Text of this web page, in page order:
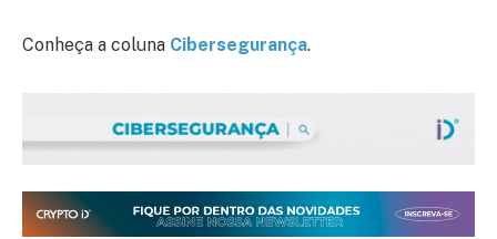
Conheça a coluna Cibersegurança.